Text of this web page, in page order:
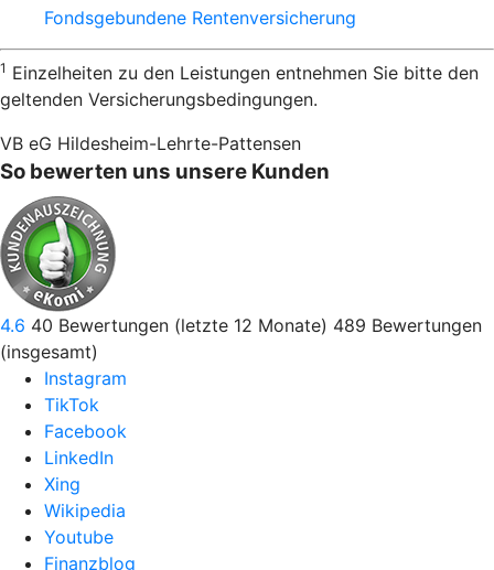
Fondsgebundene Rentenversicherung
1 Einzelheiten zu den Leistungen entnehmen Sie bitte den
geltenden Versicherungsbedingungen.
VB eG Hildesheim-Lehrte-Pattensen
So bewerten uns unsere Kunden
4.6 40 Bewertungen (letzte 12 Monate) 489 Bewertungen
(insgesamt)
Instagram
TikTok
Facebook
LinkedIn
Xing
Wikipedia
Youtube
Finanzblog